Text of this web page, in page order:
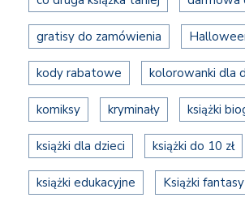
gratisy do zamówienia
kody rabatowe kolorowanki dla
komiksy kryminały książki
książki dla dzieci książki do 10 zł
książki edukacyjne Książki fantasy